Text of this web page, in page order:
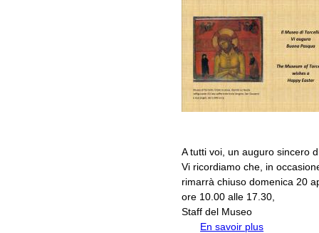
A tutti voi, un auguro sincero
Vi ricordiamo che, in
rimarrà chiuso domenica 20
ore 10.00 alle 17.30,
Staff del Museo
En savoir plus